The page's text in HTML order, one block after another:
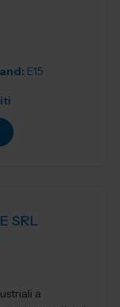
E15
SRL
a